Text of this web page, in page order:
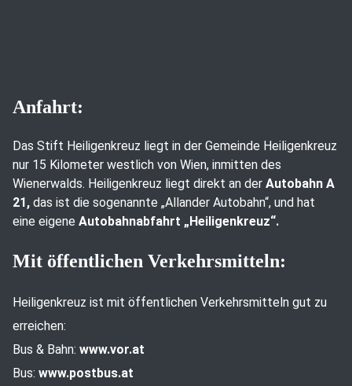
Anfahrt:
Das Stift Heiligenkreuz liegt in der Gemeinde Heiligenkreuz
nur 15 Kilometer westlich von Wien, inmitten des
Wienerwalds. Heiligenkreuz liegt direkt an der Autobahn A
21, das ist die sogenannte „Allander Autobahn“, und hat
eine eigene Autobahnabfahrt „Heiligenkreuz“.
Mit öffentlichen Verkehrsmitteln:
Heiligenkreuz ist mit öffentlichen Verkehrsmitteln gut zu
erreichen:
Bus & Bahn: www.vor.at
Bus: www.postbus.at